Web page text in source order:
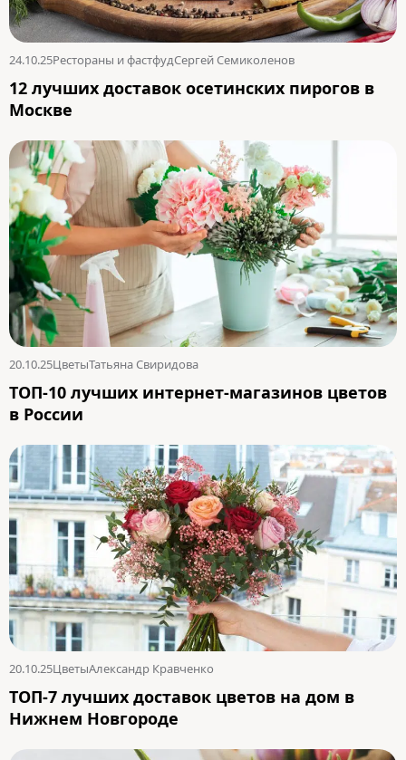
24.10.25Рестораны и фастфудСергей Семиколенов
12 лучших доставок осетинских пирогов в
Москве
20.10.25ЦветыТатьяна Свиридова
ТОП-10 лучших интернет-магазинов цветов
в России
20.10.25ЦветыАлександр Кравченко
ТОП-7 лучших доставок цветов на дом в
Нижнем Новгороде